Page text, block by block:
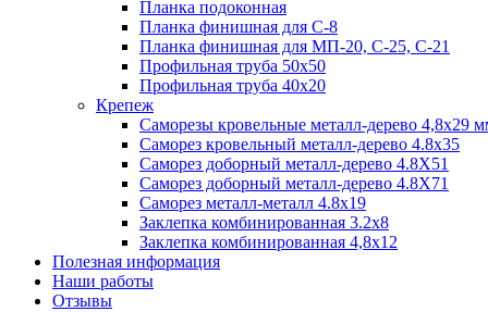
Планка подоконная
Планка финишная для С-8
Планка финишная для МП-20, С-25, С-21
Профильная труба 50x50
Профильная труба 40x20
Крепеж
Саморезы кровельные металл-дерево 4,8х29
Саморез кровельный металл-дерево 4.8x35
Саморез доборный металл-дерево 4.8X51
Саморез доборный металл-дерево 4.8X71
Саморез металл-металл 4.8x19
Заклепка комбинированная 3.2x8
Заклепка комбинированная 4,8x12
Полезная информация
Наши работы
Отзывы